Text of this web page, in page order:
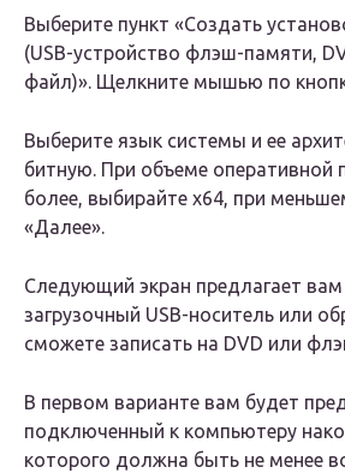
Выберите пункт «Создать
(USB-устройство флэш-памяти,
файл)». Щелкните мышью по
Выберите язык системы и ее
битную. При объеме оперативной
более, выбирайте x64, при
«Далее».
Следующий экран предлагает вам
загрузочный USB-носитель или
сможете записать на DVD или
В первом варианте вам будет
подключенный к компьютеру
которого должна быть не менее